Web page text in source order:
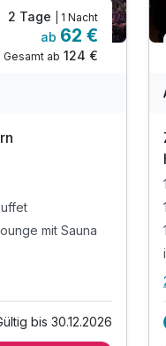
2 Tage | 1 Nacht
ab 62 €
Gesamt ab 124 €
mit Sauna
bis 30.12.2026